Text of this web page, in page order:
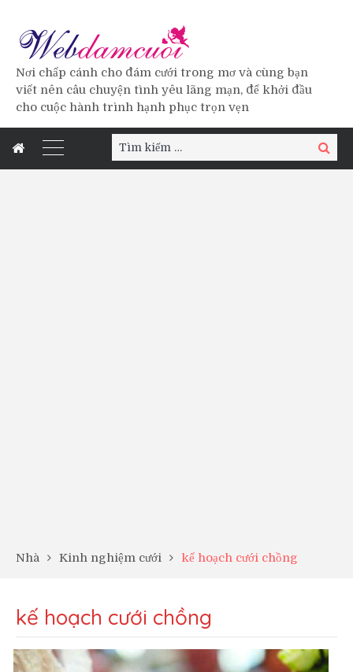
Nơi chấp cánh cho đám cưới trong mơ và cùng bạn
viết nên câu chuyện tình yêu lãng mạn, để khởi đầu
cho cuộc hành trình hạnh phục trọn vẹn
Tìm
kiếm:
Tìm
kiếm
Nhà Kinh nghiệm cưới kế hoạch cưới chồng
kế hoạch cưới chồng